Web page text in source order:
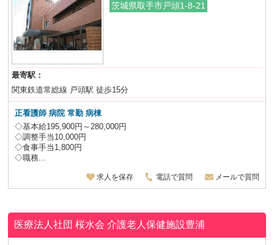
茨城県取手市戸頭1-8-21
最寄駅：
関東鉄道常総線 戸頭駅 徒歩15分
正看護師 病院常勤 病棟
◇基本給195,900円～280,000円
◇調整手当10,000円
◇食事手当1,800円
◇職務...
求人を保存 電話で質問 メールで質問
医療法人社団 桜水会介護老人保健施設豊浦